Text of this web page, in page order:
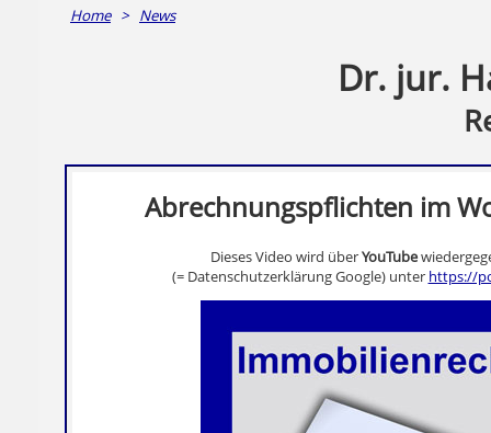
Home> News
Dr. jur.
Abrechnungspflichten im
Dieses Video wird überYouTube
(= Datenschutzerklärung Google) unter https://